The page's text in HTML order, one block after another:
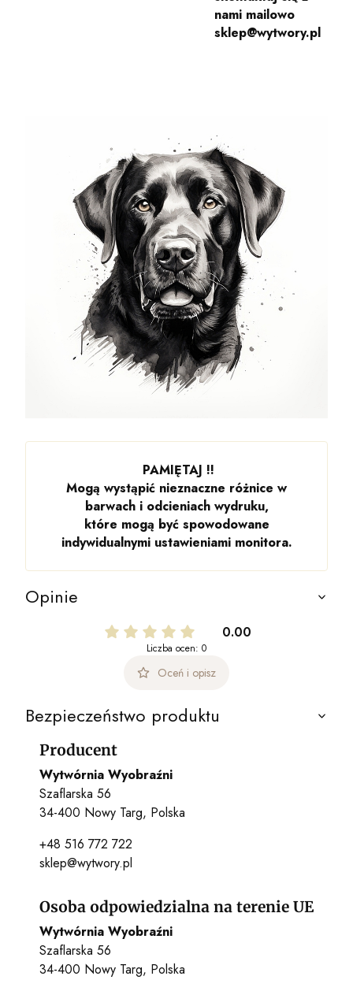
nami mailowo
sklep@wytwory.pl
PAMIĘTAJ !!
Mogą wystąpić nieznaczne różnice w
barwach i odcieniach wydruku,
które mogą być spowodowane
indywidualnymi ustawieniami monitora.
Opinie
0.00
Liczba ocen: 0
Oceń i opisz
Bezpieczeństwo produktu
Producent
Wytwórnia Wyobraźni
Szaflarska 56
34-400 Nowy Targ, Polska
+48 516 772 722
sklep@wytwory.pl
Osoba odpowiedzialna na terenie UE
Wytwórnia Wyobraźni
Szaflarska 56
34-400 Nowy Targ, Polska